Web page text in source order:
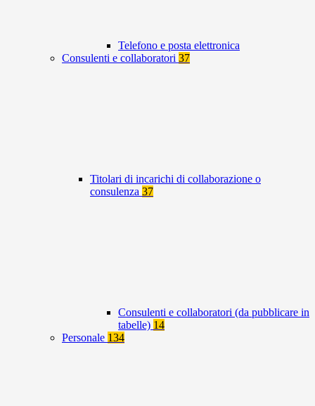
Telefono e posta elettronica
Consulenti e collaboratori 37
Titolari di incarichi di collaborazione o
consulenza 37
Consulenti e collaboratori (da pubblicare in
tabelle) 14
Personale 134